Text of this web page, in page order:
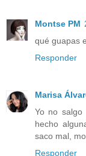
Montse PM
qué guapas
Responder
Marisa
Yo no
hecho
saco mal,
Responder